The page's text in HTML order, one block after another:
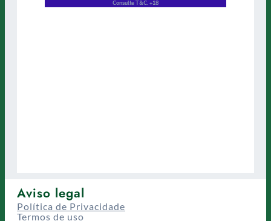
Aviso legal
Política de Privacidade
Termos de uso